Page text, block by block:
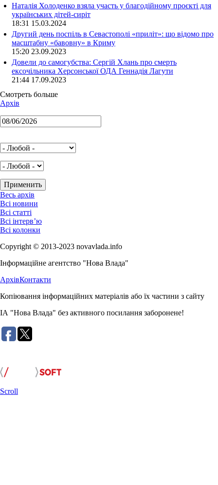
Наталія Холоденко взяла участь у благодійному проєкті для
українських дітей-сиріт
18:31 15.03.2024
Другий день поспіль в Севастополі «приліт»: що відомо про
масштабну «бавовну» в Криму
15:20 23.09.2023
Довели до самогубства: Сергій Хлань про смерть
ексочільника Херсонської ОДА Геннадія Лагути
21:44 17.09.2023
Смотреть больше
Архів
Весь архів
Всі новини
Всі статті
Всі інтерв’ю
Всі колонки
Copyright © 2013-2023 novavlada.info
Інформаційне агентство "Нова Влада"
АрхівКонтакти
Копіювання інформаційних матеріалів або їх частини з сайту
ІА "Нова Влада" без активного посилання заборонене!
Scroll